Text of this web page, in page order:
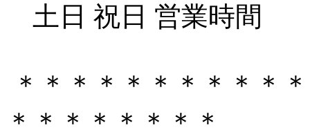
土日 祝日 営業時間
＊＊＊＊＊＊＊＊＊＊
＊＊＊＊＊＊＊＊